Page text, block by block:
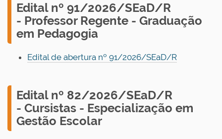
Edital nº 91/2026/SEaD/R
- Professor Regente - Graduação
em Pedagogia
Edital de abertura nº 91/2026/SEaD/R
Edital nº 82/2026/SEaD/R
- Cursistas - Especialização em
Gestão Escolar